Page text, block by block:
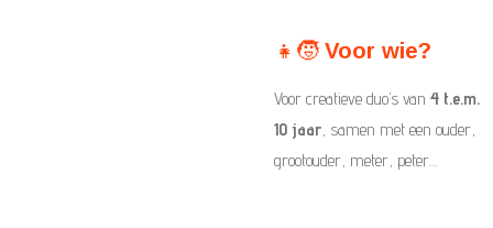
👧🧒 Voor wie?
Voor creatieve duo’s van 4 t.e.m.
10 jaar, samen met een ouder,
grootouder, meter, peter…